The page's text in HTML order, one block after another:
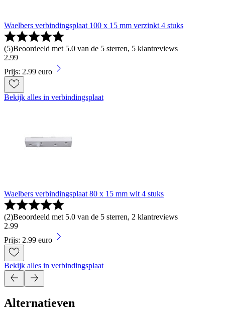
Waelbers verbindingsplaat 100 x 15 mm verzinkt 4 stuks
(5)Beoordeeld met 5.0 van de 5 sterren, 5 klantreviews
2.99
Prijs: 2.99 euro
Bekijk alles in verbindingsplaat
Waelbers verbindingsplaat 80 x 15 mm wit 4 stuks
(2)Beoordeeld met 5.0 van de 5 sterren, 2 klantreviews
2.99
Prijs: 2.99 euro
Bekijk alles in verbindingsplaat
Alternatieven